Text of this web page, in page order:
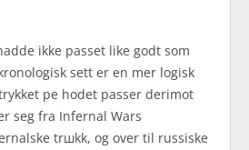
ikke passet like godt som
sett er en mer logisk
pе hodet passer derimot
seg fra Infernal Wars
trшkk, og over til russiske